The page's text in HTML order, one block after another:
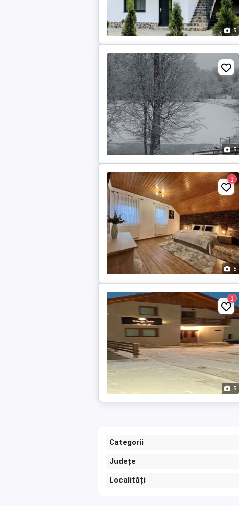
5
5
5
1
5
1
Categorii
Județe
Localități